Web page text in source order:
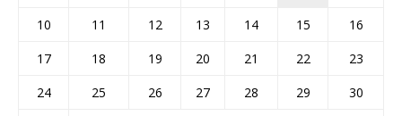
10
11 12 13 14 15
16
17
18 19 20 21 22
23
24
25 26 27 28 29
30